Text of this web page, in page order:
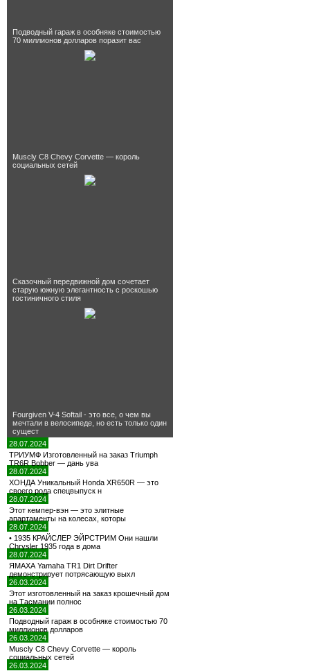
Подводный гараж в особняке стоимостью
70 миллионов долларов поразит вас
Muscly C8 Chevy Corvette — король
социальных сетей
Сказочный передвижной дом сочетает
старую южную элегантность с роскошью
гостиничного стиля
Fourgiven V-4 Softail - это все, о чем вы
мечтали в велосипеде, но есть только один
сущест
28.07.2024
ТРИУМФ Изготовленный на заказ Triumph
TR6R Bobber — дань ува
28.07.2024
ХОНДА Уникальный Honda XR650R — это
своего рода спецвыпуск н
28.07.2024
Этот кемпер-вэн — это элитные
апартаменты на колесах, которы
28.07.2024
• 1935 КРАЙСЛЕР ЭЙРСТРИМ Они нашли
Chrysler 1935 года в дома
28.07.2024
ЯМАХА Yamaha TR1 Dirt Drifter
демонстрирует потрясающую выхл
26.03.2024
Этот изготовленный на заказ крошечный дом
на Тасмании полнос
26.03.2024
Подводный гараж в особняке стоимостью 70
миллионов долларов
26.03.2024
Muscly C8 Chevy Corvette — король
социальных сетей
26.03.2024